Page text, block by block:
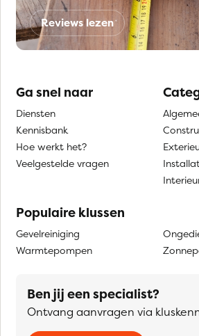
Reviews lezen
Ga snel naar
Diensten
Kennisbank
Hoe werkt het?
Veelgestelde vragen
Populaire klussen
Gevelreiniging
Warmtepompen
Ben jij een specialist?
Ontvang aanvragen via